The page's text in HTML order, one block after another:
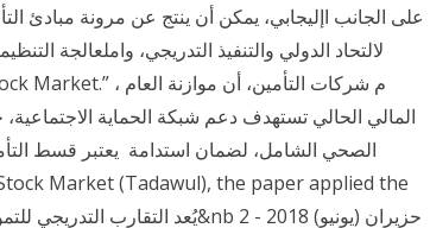
لالتحاد الدولي والتنفيذ التدريجي، واملعالجة
المالي الحالي تستهدف دعم شبكة الحماية الاجتماعية،
الصحي الشامل، لضمان استدامة يعتبر قسط